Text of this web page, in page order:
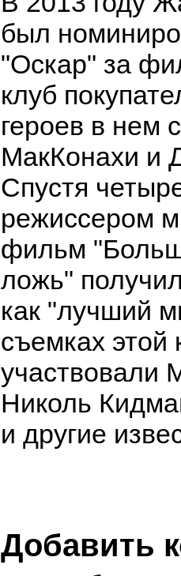
был
"Оскар" за
клуб
героев в нем
МакКонахи и
Спустя
режиссером
фильм
ложь"
как "лучший
съемках этой
участвовали
Николь
и другие
Добавить